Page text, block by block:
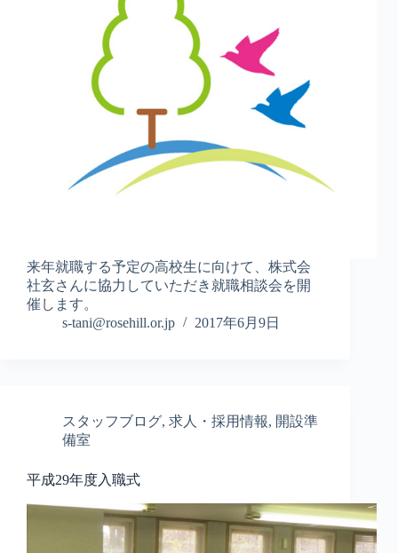
来年就職する予定の高校生に向けて、株式会
社玄さんに協力していただき就職相談会を開
催します。
s-tani@rosehill.or.jp
2017年6月9日
スタッフブログ, 求人・採用情報, 開設準
備室
平成29年度入職式